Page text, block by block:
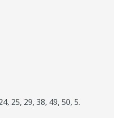
25, 29, 38, 49, 50, 5.